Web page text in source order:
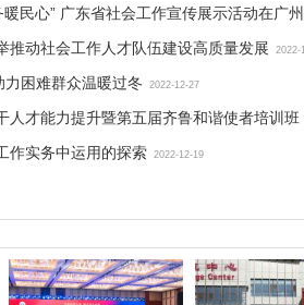
民心” 广东省社会工作宣传展示活动在广
推动社会工作人才队伍建设高质量发展
2022-
力困难群众温暖过冬 2022-12-27
人才能力提升暨第五届齐鲁和谐使者培训班
作实务中运用的探索 2022-12-19